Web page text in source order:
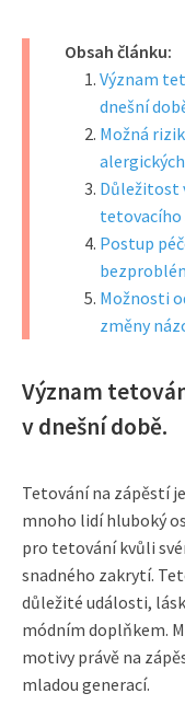
Obsah článku:
Význam
dnešní
Možná
Důležitost
tetovacího
Postup
Možnosti
změny
Význam
v dnešní době.
Tetování na zápěstí
mnoho lidí hluboký
pro tetování kvůli
snadného zakrytí.
důležité události,
módním doplňkem.
motivy právě na
mladou generací.